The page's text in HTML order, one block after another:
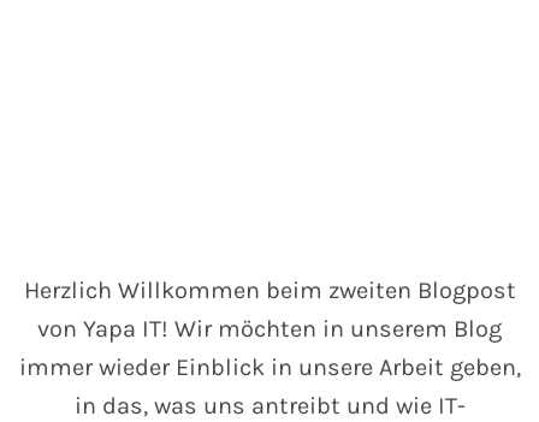
Herzlich Willkommen beim zweiten Blogpost
von Yapa IT! Wir möchten in unserem Blog
immer wieder Einblick in unsere Arbeit geben,
in das, was uns antreibt und wie IT-